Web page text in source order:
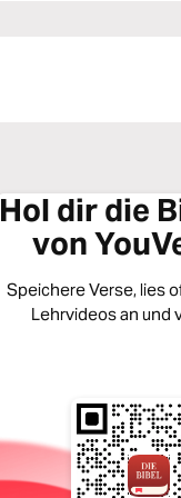
Hol dir die
von
Speichere Verse, lies
Lehrvideos an und